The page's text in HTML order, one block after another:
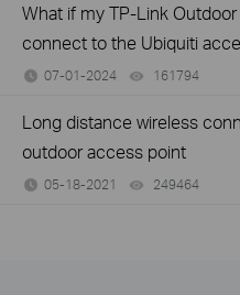
What if my TP-Link
connect to the Ubiquiti
07-01-2024 161794
Long distance wireless
outdoor access point
05-18-2021 249464